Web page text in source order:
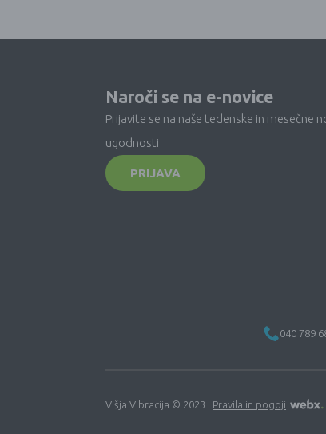
Naroči se na e-novice
Prijavite se na naše tedenske in mesečne
ugodnosti
PRIJAVA
040 789
Višja Vibracija © 2023 | Pravila in pogoji